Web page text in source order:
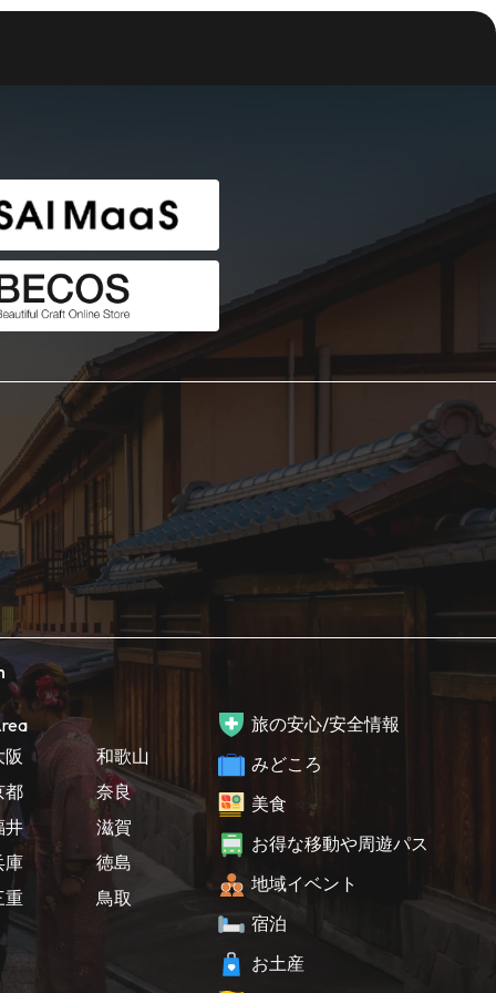
阪
都
井
庫
重
和歌山
奈良
滋賀
徳島
鳥取
旅の安心/安全情報
みどころ
美食
お得な移動や周遊パス
地域イベント
宿泊
お土産